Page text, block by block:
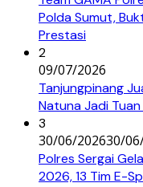
Polda Sumut,
Prestasi
2
09/07/2026
Tanjungpinang
Natuna Jadi
3
30/06/202630/
Polres Sergai
2026, 13 Tim E-